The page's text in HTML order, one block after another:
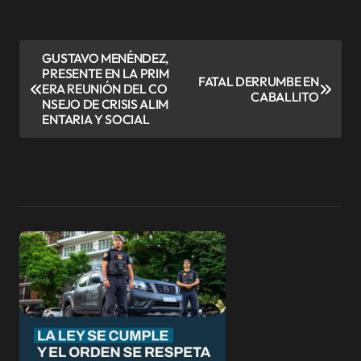
i
ó
n
d
GUSTAVO MENÉNDEZ,
PRESENTE EN LA PRIM
ERA REUNIÓN DEL CO
NSEJO DE CRISIS ALIM
ENTARIA Y SOCIAL
FATAL DERRUMBE EN
CABALLITO